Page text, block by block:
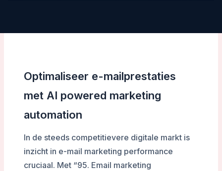
Optimaliseer e-mailprestaties
met AI powered marketing
automation
In de steeds competitievere digitale markt is
inzicht in e-mail marketing performance
cruciaal. Met “95. Email marketing